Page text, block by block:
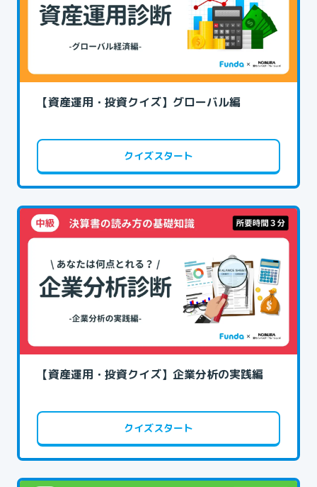
【資産運用・投資クイズ】グローバル編
クイズスタート
【資産運用・投資クイズ】企業分析の実践編
クイズスタート